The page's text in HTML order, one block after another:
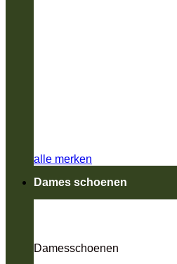
alle merken
Dames schoenen
Damesschoenen